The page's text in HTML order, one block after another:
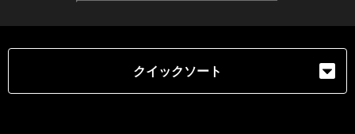
クイックソート